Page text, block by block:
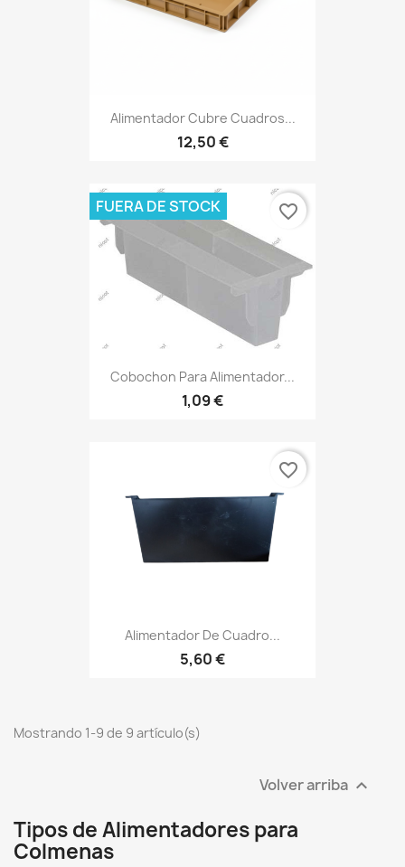
Alimentador Cubre Cuadros...
12,50 €
Cobochon Para Alimentador...
1,09 €
FUERA DE STOCK favorite_border
Alimentador De Cuadro...
5,60 €
favorite_border
Mostrando 1-9 de 9 artículo(s)
Volver arriba 
Tipos de Alimentadores para
Colmenas